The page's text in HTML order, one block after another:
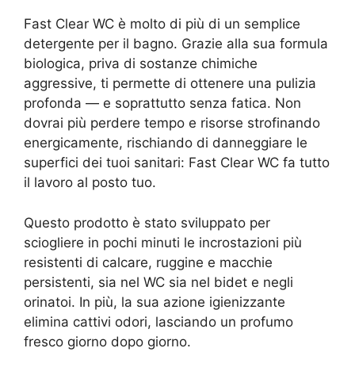
Fast Clear WC è molto di più di un semplice
detergente per il bagno. Grazie alla sua formula
biologica, priva di sostanze chimiche
aggressive, ti permette di ottenere una pulizia
profonda — e soprattutto senza fatica. Non
dovrai più perdere tempo e risorse strofinando
energicamente, rischiando di danneggiare le
superfici dei tuoi sanitari: Fast Clear WC fa tutto
il lavoro al posto tuo.
Questo prodotto è stato sviluppato per
sciogliere in pochi minuti le incrostazioni più
resistenti di calcare, ruggine e macchie
persistenti, sia nel WC sia nel bidet e negli
orinatoi. In più, la sua azione igienizzante
elimina cattivi odori, lasciando un profumo
fresco giorno dopo giorno.